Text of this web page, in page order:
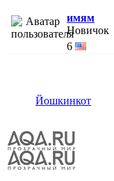
имям
Новичок
6
Йошкинкот